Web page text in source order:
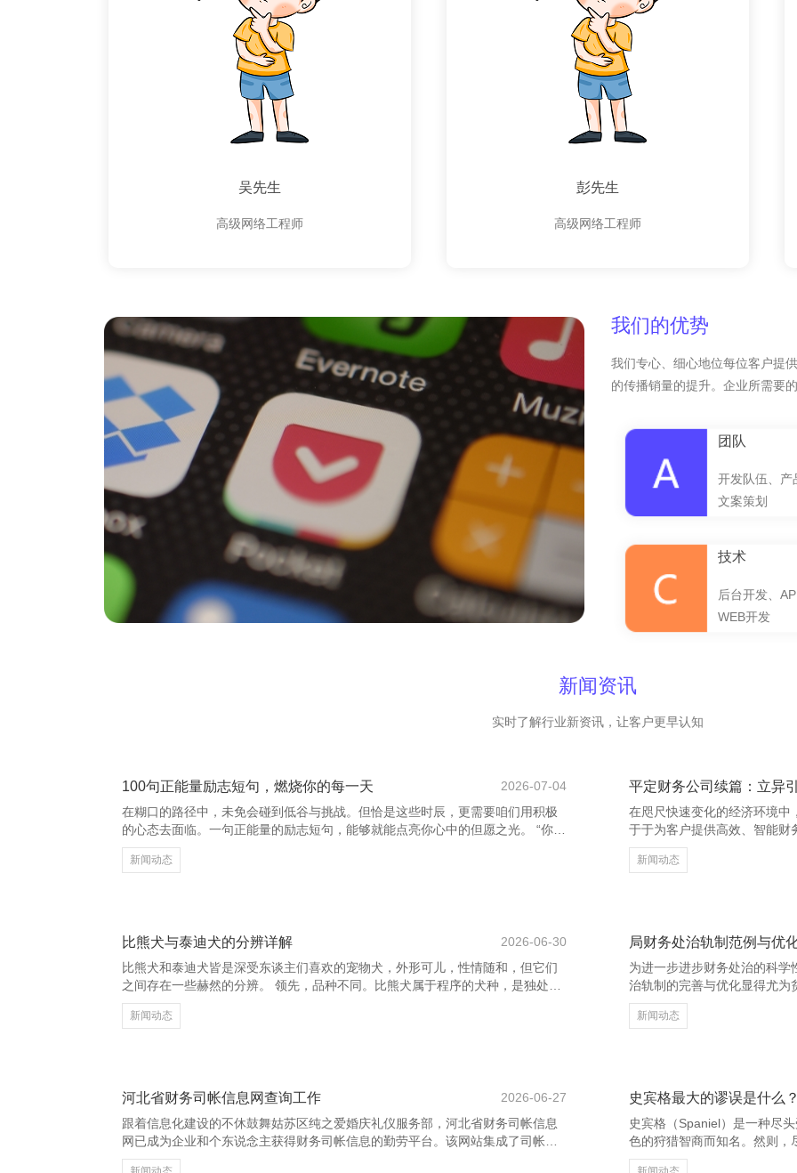
吴先生
高级网络工程师
彭先生
高级网络工程师
我们的优势
我们专心、细心地位每位客户提
的传播销量的提升。企业所需要
团队
开发队伍、产
文案策划
技术
后台开发、
WEB开发
新闻资讯
实时了解行业新资讯，让客户更早认知
100句正能量励志短句，燃烧你的每一天
2026-07-04
在糊口的路径中，未免会碰到低谷与挑战。但恰是这些时辰，更需要咱们用积极
的心态去面临。一句正能量的励志短句，能够就能点亮你心中的但愿之光。 “你若
有一个回击的灵魂，眼下就会有一派坚实的地盘。”——汪国真。这句话告诉咱
们，惟有内心顽强，就莫得克服不了的艰难。岂论你正在阅历什么，齐请敬佩：
新闻动态
平定财务公司续篇：立异
在咫尺快速变化的经济环境中
于于为客户提供高效、智能财
财务公司永恒以立异为中枢驱
平定财务公司积极引入东说
务惩
新闻动态
比熊犬与泰迪犬的分辨详解
2026-06-30
比熊犬和泰迪犬皆是深受东谈主们喜欢的宠物犬，外形可儿，性情随和，但它们
之间存在一些赫然的分辨。 领先，品种不同。比熊犬属于程序的犬种，是独处的
品种，而泰迪犬并不是一个认确切犬种，而是贵客犬的一种好意思容造型，往往
指被剪成“泰迪熊”造型的贵客犬。因此，泰迪犬骨子上是贵客犬的变种。 其次，
动，
新闻动态
局财务处治轨制范例与优
为进一步进步财务处治的科
治轨制的完善与优化显得尤为
使命单干姑苏区纯之爱婚庆礼
预先有筹画、事中有禁止、
有
新闻动态
河北省财务司帐信息网查询工作
2026-06-27
跟着信息化建设的不休鼓舞姑苏区纯之爱婚庆礼仪服务部，河北省财务司帐信息
网已成为企业和个东说念主获得财务司帐信息的勤劳平台。该网站集成了司帐信
息查询、战术发布、业务办理等多项功能，为用户提供高效、大概的工作。 首页-
史宾格最大的谬误是什么
史宾格（Spaniel）是一种尽
色的狩猎智商而知名。然则，
误，其中最超过的可能是它的